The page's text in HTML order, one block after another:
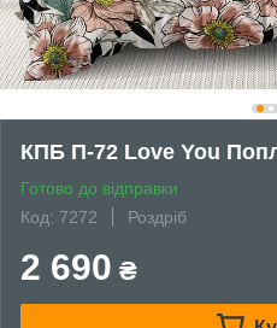
КПБ П-72 Love You
Готово до відправки
Код: 7272
Роздріб
2 690 ₴